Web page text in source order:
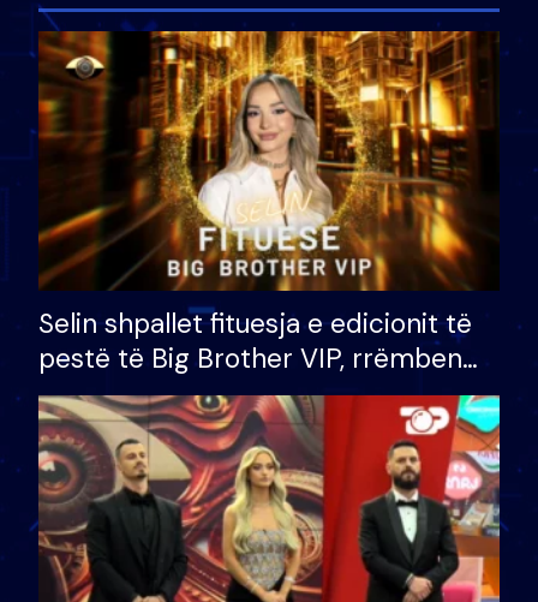
Selin shpallet fituesja e edicionit të
pestë të Big Brother VIP, rrëmben
çmimin e madh prej 100 mijë eurosh